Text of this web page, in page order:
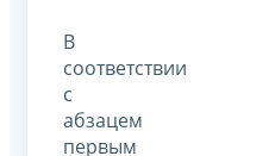
В
соответствии
с
абзацем
первым